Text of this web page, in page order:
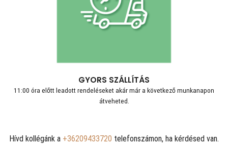
GYORS SZÁLLÍTÁS
11:00 óra előtt leadott rendeléseket akár már a következő munkanapon
átveheted.
Hívd kollégánk a +36209433720 telefonszámon, ha kérdésed van.